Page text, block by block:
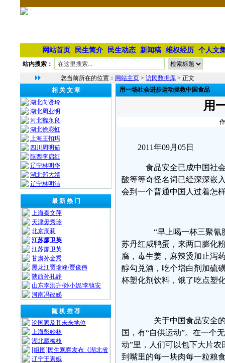
网站首页 民生简介 民生动态 新闻稿 维权经历 个人文
站内搜索：
您当前所在的位置： 网站主页 > 访民数据库 > 正文
相 关 文 章
湖北向贤玲
湖北周业明
河北魏永良
湖北徐彩虹
上海王扣玛
四川周明茹
陕西李启红
辽宁林明华
湖北郑大靖
⁨辽宁林明洁
最 新 热 门
上海秦文萍
天津毋秀玲
北京周莉
江苏廖卫英
江苏廖卫英
甘肃孙金秀
黑龙江贾瑞峰/贾俊伟
陕西孙礼静
山东李洪升/孙小妮/李镇安
河南冯改娣
随 机 推 荐
论国家及其未来地位
上海彭妙林⁩
湖北廖梅枝
[组图]民生观察发布《湖北省
辽宁王素娥
用一场社会进步运动拯救中国食品
用
2011年09月05日
食品安全已成中国社
酸等等奇怪名词已经深深嵌
会到一个普通中国人过着怎
“早上喝一杯三聚氰胺
苏丹红咸鸭蛋，来两口膨化
腐，毒生姜，麻辣烫加止泻
醇勾兑酒，吃个增白剂加硫
杯塑化剂饮料，饿了吃点塑
关于中国食品安全的
国，有“自供运动”。在一个
动”里，人们可以包下大片
到嘴里的每一块肉每一粒粮